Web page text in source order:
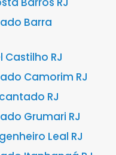
Barra
Castilho RJ
Camorim RJ
RJ
Grumari RJ
Leal RJ